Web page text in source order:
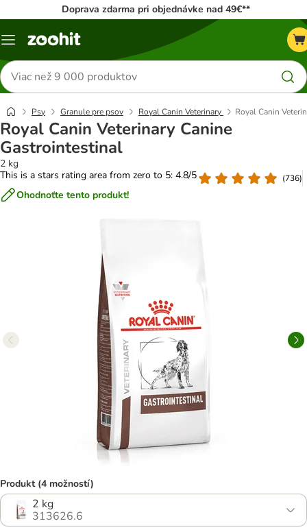
Doprava zdarma pri objednávke nad 49€**
Kategórie
Hľadať
produkty
Psy Granule pre psov Royal Canin Veterinary Royal Canin
Royal Canin Veterinary Canine
Gastrointestinal
2 kg
This is a stars rating area from zero to 5: 4.8/5
(736)
Ohodnoťte tento produkt!
Produkt (4 možností)
2 kg
313626.6